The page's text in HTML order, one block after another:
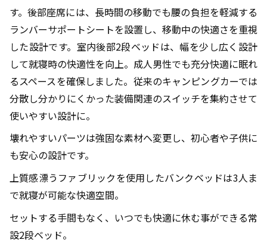
す。後部座席には、長時間の移動でも腰の負担を軽減する
ランバーサポートシートを設置し、移動中の快適さを重視
した設計です。室内後部2段ベッドは、幅を少し広く設計
して就寝時の快適性を向上。成人男性でも充分快適に眠れ
るスペースを確保しました。従来のキャンピングカーでは
分散し分かりにくかった装備関連のスイッチを集約させて
使いやすい設計に。
壊れやすいパーツは強固な素材へ変更し、初心者や子供に
も安心の設計です。
上質感漂うファブリックを使用したバンクベッドは3人ま
で就寝が可能な快適空間。
セットする手間もなく、いつでも快適に休む事ができる常
設2段ベッド。